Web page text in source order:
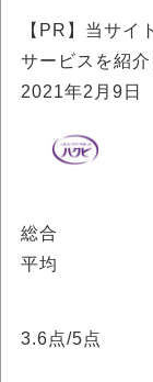
【PR】当サイ
サービスを紹介
2021年2月9日
総合
平均
3.6点/5点